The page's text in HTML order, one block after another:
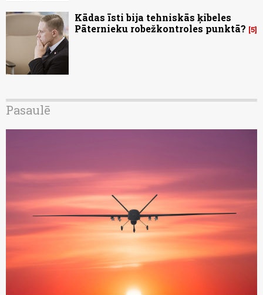
Kādas īsti bija tehniskās ķibeles
Pāternieku robežkontroles punktā? 5
Pasaulē